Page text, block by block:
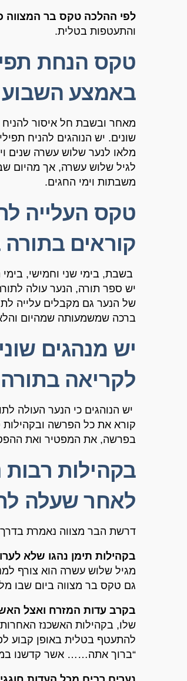
לפי ההלכה טקס בר המצווה
והתעטפות בטלית.
טקס הנחת
באמצע השבוע
מאחר ובשבת חל איסור להניח
שונים. יש הנוהגים להניח
מלאו לנער שלוש עשרה שנים
לגיל שלוש עשרה, אך מהיום
משבתות וימי החגים.
טקס העלייה
קוראים
בשבת, בימי שני וחמישי,
יש ספר תורה, הנער עולה
של הנער גם מקבלים עלייה
ברכה שמשמעותה שמהיום
יש מנהגים
לקריאה בתורה
יש הנוהגים כי הנער העולה
קורא את כל הפרשה
בפרשה, את המפטיר ואת
בקהילות
לאחר שעלה
דרשת הבר מצווה נאמרת
בקהילות תימן נהגו שלא
מגיל שלוש עשרה הוא צורף
גם טקס בר מצווה ביום שבו
בקרב עדות המזרח ואצל
שלו, בקהילות האשכנז האחרות
להתעטף בטלית באופן קבוע
“ברוך אתה…… אשר קדשנו